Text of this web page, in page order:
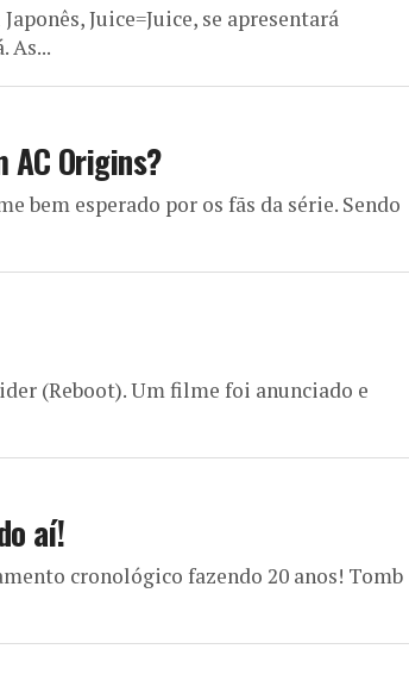
Juice=Juice, se apresentará
As...
AC Origins?
bem esperado por os fãs da série. Sendo
(Reboot). Um filme foi anunciado e
aí!
cronológico fazendo 20 anos! Tomb